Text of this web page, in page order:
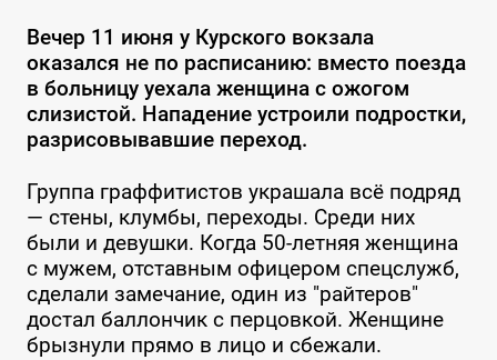
Вечер 11 июня у Курского вокзала
оказался не по расписанию: вместо поезда
в больницу уехала женщина с ожогом
слизистой. Нападение устроили подростки,
разрисовывавшие переход.
Группа граффитистов украшала всё подряд
— стены, клумбы, переходы. Среди них
были и девушки. Когда 50-летняя женщина
с мужем, отставным офицером спецслужб,
сделали замечание, один из "райтеров"
достал баллончик с перцовкой. Женщине
брызнули прямо в лицо и сбежали.